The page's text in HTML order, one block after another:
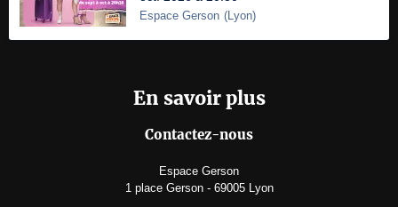
Espace Gerson (Lyon)
En savoir plus
Contactez-nous
Espace Gerson
1 place Gerson - 69005 Lyon